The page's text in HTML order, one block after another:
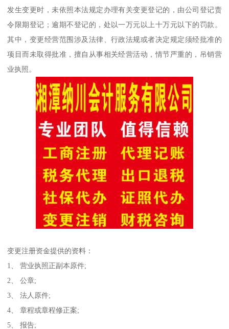
发生变更时，未依照本法规定办理有关变更登记的，由公司登记责
令限期登记；逾期不登记的，处以一万元以上十万元以下的罚款。
其中，变更经营范围涉及法律、行政法规或者决定规定须经批准的
项目而未取得批准，擅自从事相关经营活动，情节严重的，吊销营
业执照。
变更注册资金提供的资料：
1、 营业执照正副本原件;
2、 公章;
3、 法人原件;
4、 章程或章程修正案;
5、 报告;